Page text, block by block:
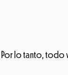
Por lo tanto, todo